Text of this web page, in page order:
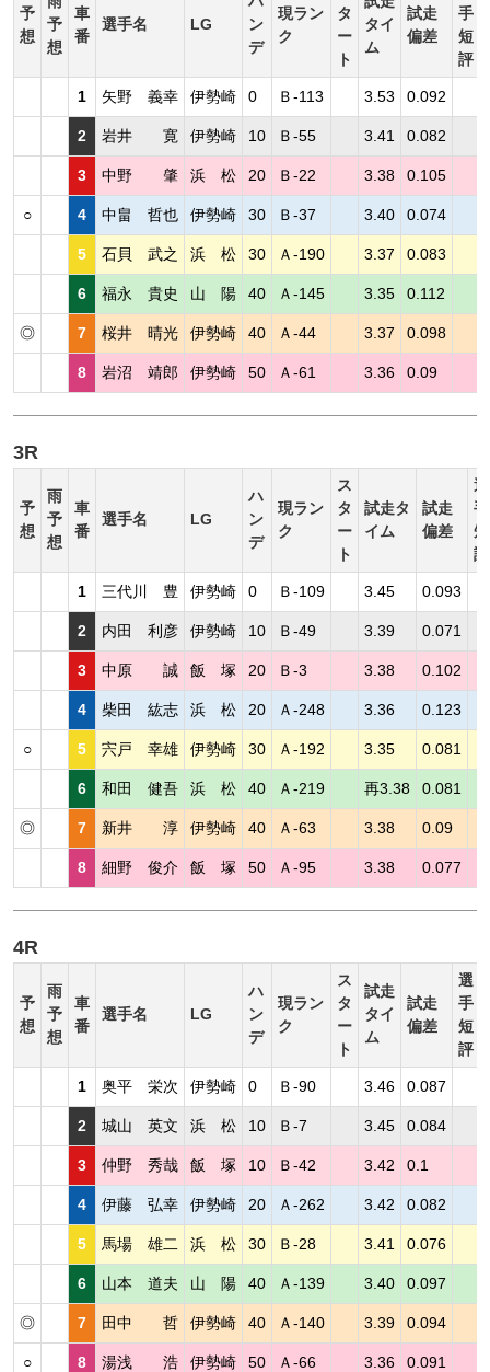
予
想
予
想
車
番
選手名 LG
ン
デ
現ラン
ク
タ
ー
ト
タイ
ム
試走
偏差
手
短
評
1 矢野 義幸 伊勢崎 0 Ｂ-113 3.53 0.092
2 岩井 寛 伊勢崎 10 Ｂ-55 3.41 0.082
3 中野 肇 浜 松 20 Ｂ-22 3.38 0.105
○ 4 中畠 哲也 伊勢崎 30 Ｂ-37 3.40 0.074
5 石貝 武之 浜 松 30 Ａ-190 3.37 0.083
6 福永 貴史 山 陽 40 Ａ-145 3.35 0.112
◎ 7 桜井 晴光 伊勢崎 40 Ａ-44 3.37 0.098
8 岩沼 靖郎 伊勢崎 50 Ａ-61 3.36 0.09
3R
予
想
雨
予
想
車
番
選手名 LG
ハ
ン
デ
現ラン
ク
ス
タ
ー
ト
試走タ
イム
試走
偏差
選
手
短
評
1 三代川 豊 伊勢崎 0 Ｂ-109 3.45 0.093
2 内田 利彦 伊勢崎 10 Ｂ-49 3.39 0.071
3 中原 誠 飯 塚 20 Ｂ-3 3.38 0.102
4 柴田 紘志 浜 松 20 Ａ-248 3.36 0.123
○ 5 宍戸 幸雄 伊勢崎 30 Ａ-192 3.35 0.081
6 和田 健吾 浜 松 40 Ａ-219 再3.38 0.081
◎ 7 新井 淳 伊勢崎 40 Ａ-63 3.38 0.09
8 細野 俊介 飯 塚 50 Ａ-95 3.38 0.077
4R
予
想
雨
予
想
車
番
選手名 LG
ハ
ン
デ
現ラン
ク
ス
タ
ー
ト
試走
タイ
ム
試走
偏差
選
手
短
評
1 奥平 栄次 伊勢崎 0 Ｂ-90 3.46 0.087
2 城山 英文 浜 松 10 Ｂ-7 3.45 0.084
3 仲野 秀哉 飯 塚 10 Ｂ-42 3.42 0.1
4 伊藤 弘幸 伊勢崎 20 Ａ-262 3.42 0.082
5 馬場 雄二 浜 松 30 Ｂ-28 3.41 0.076
6 山本 道夫 山 陽 40 Ａ-139 3.40 0.097
◎ 7 田中 哲 伊勢崎 40 Ａ-140 3.39 0.094
○ 8 湯浅 浩 伊勢崎 50 Ａ-66 3.36 0.091